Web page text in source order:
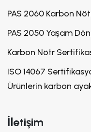
PAS 2060 Karbon
PAS 2050 Yaşam
Karbon Nötr
ISO 14067
Ürünlerin karbon
İletişim